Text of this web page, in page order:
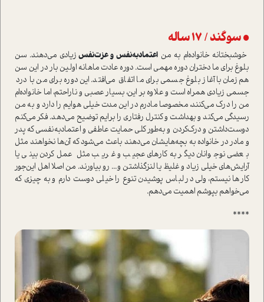
• سوگند / 17 ساله
خوشبختانه خانواده‌ام به من اعتماد‌به‌نفس و عزت‌نفسزیادی می‌دهند. سن
بلوغ برای ما دختران دوره مهمی ا‌ست. دوره عادت ماهانه اولین بار در این سن
هم‌زمان با آغاز بلوغ جسمی برای ما اتفاق می‌افتد. این دوره برای من با درد‌
جسمی زیادی همراه ا‌ست و علاوه بر این، بسیار عصبی و ناراحتم، اما خانواده‌ام
من را درک می‌کنند، مخصوصا مادرم در این مدت خیلی هوایم را دارد و به من
رسیدگی می‌کند و بهداشت و کنترل رفتاری را برایم توضیح می‌دهد. فکر می‌کنم
دوست‌داشتن و درک‌کردن و به‌طور کلی حمایت عاطفی و اعتماد‌به‌نفسی که پدر
و مادر در خانواده به بچه‌هایشان می‌دهند باعث می‌شود که آن‌ها نخواهند مثل
بعضی نوجوانان دیگر به‌کار‌های عجیب و غریب مثل عمل‌کردن بینی یا
آرایش‌های خیلی زیاد و غلیظ یا لنزگذاشتن و... رو بیاورند. من اصلا اهل این‌جور
کار‌ها نیستم، ولی در لباس پوشیدن تنوع را خیلی دوست دارم و به چیزی که
می‌خواهم بپوشم اهمیت می‌دهم.
****